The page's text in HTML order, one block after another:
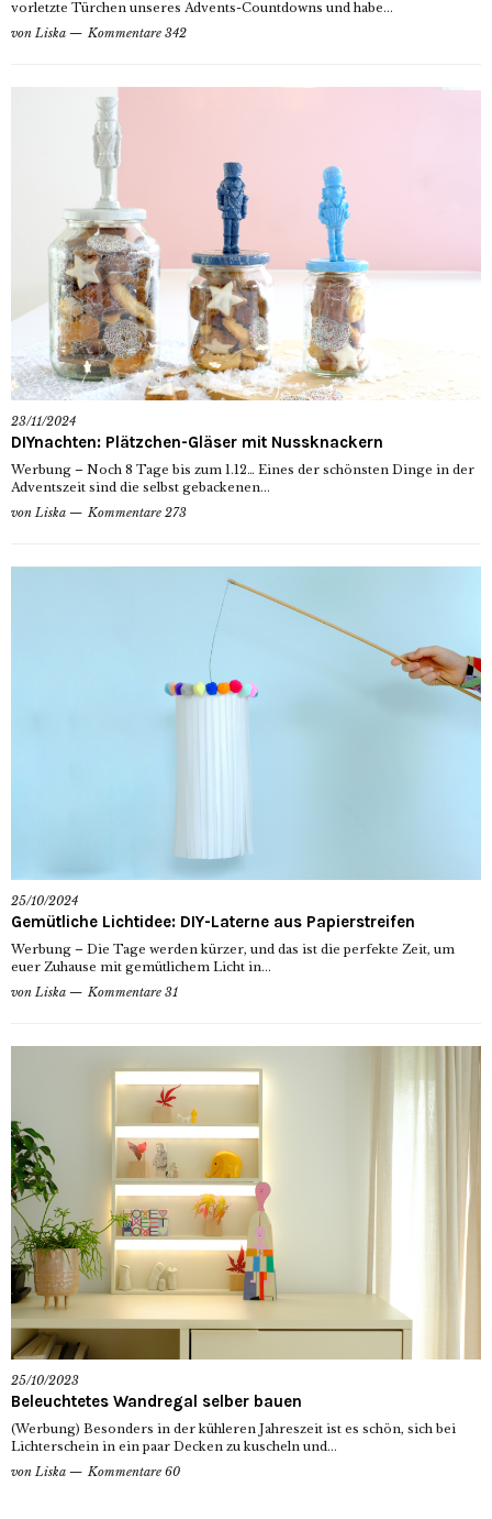
vorletzte Türchen unseres Advents-Countdowns und habe...
von Liska Kommentare 342
23/11/2024
DIYnachten: Plätzchen-Gläser mit Nussknackern
Werbung – Noch 8 Tage bis zum 1.12… Eines der schönsten Dinge in der
Adventszeit sind die selbst gebackenen...
von Liska Kommentare 273
25/10/2024
Gemütliche Lichtidee: DIY-Laterne aus Papierstreifen
Werbung – Die Tage werden kürzer, und das ist die perfekte Zeit, um
euer Zuhause mit gemütlichem Licht in...
von Liska Kommentare 31
25/10/2023
Beleuchtetes Wandregal selber bauen
(Werbung) Besonders in der kühleren Jahreszeit ist es schön, sich bei
Lichterschein in ein paar Decken zu kuscheln und...
von Liska Kommentare 60